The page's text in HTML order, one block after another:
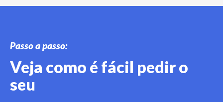
Passo a passo:
Veja como é fácil pedir o
seu